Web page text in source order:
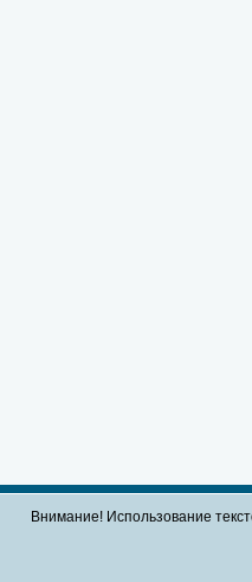
Внимание! Использование